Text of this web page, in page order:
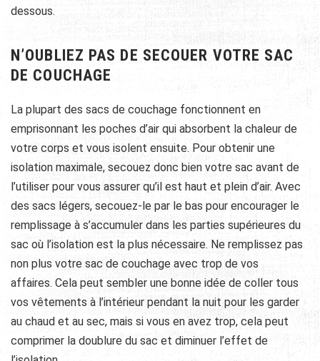
dessous.
N’OUBLIEZ PAS DE SECOUER VOTRE SAC
DE COUCHAGE
La plupart des sacs de couchage fonctionnent en
emprisonnant les poches d’air qui absorbent la chaleur de
votre corps et vous isolent ensuite. Pour obtenir une
isolation maximale, secouez donc bien votre sac avant de
l’utiliser pour vous assurer qu’il est haut et plein d’air. Avec
des sacs légers, secouez-le par le bas pour encourager le
remplissage à s’accumuler dans les parties supérieures du
sac où l’isolation est la plus nécessaire. Ne remplissez pas
non plus votre sac de couchage avec trop de vos
affaires. Cela peut sembler une bonne idée de coller tous
vos vêtements à l’intérieur pendant la nuit pour les garder
au chaud et au sec, mais si vous en avez trop, cela peut
comprimer la doublure du sac et diminuer l’effet de